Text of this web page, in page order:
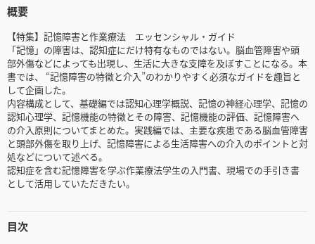
概要
【特集】記憶障害と作業療法 エッセンシャル・ガイド
「記憶」の障害は、認知症にだけ特有なものではない。脳血管障害や頭
部外傷などによっても出現し、生活に大きな支障を及ぼすことになる。本
書では、 “記憶障害の特徴と介入”のわかりやすく必須なガイドを趣旨と
して企画した。
内容構成として、基礎編では認知心理学概説、記憶の神経心理学、記憶の
認知心理学、記憶機能の特徴とその障害、記憶機能の評価、記憶障害へ
の介入原則についてまとめた。実践編では、主要な疾患である脳血管障害
と頭部外傷を取り上げ、記憶障害による生活障害への介入のポイントと対
処などについて述べる。
認知症を含む記憶障害を学ぶ作業療法学生の入門書、現場での手引き書
として活用していただきたい。
目次